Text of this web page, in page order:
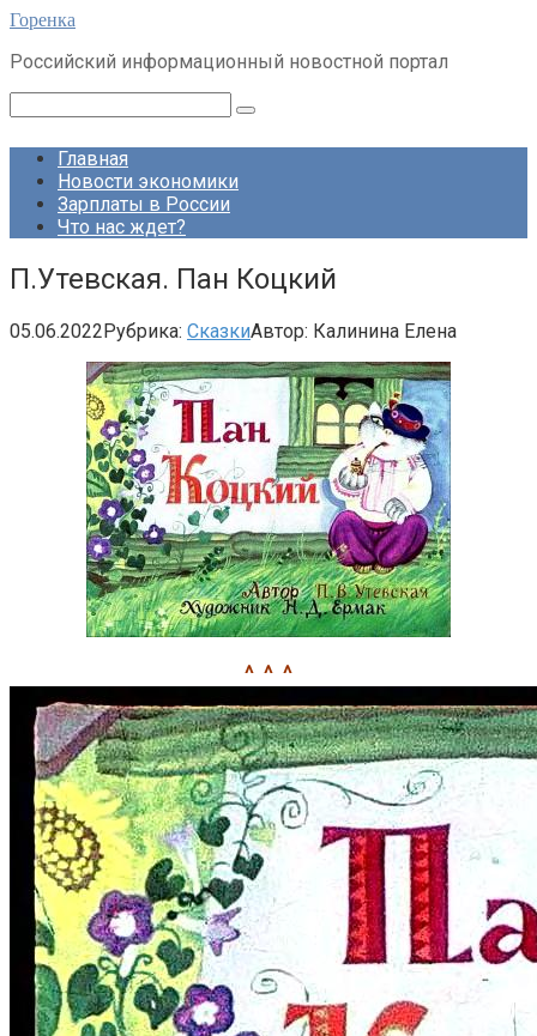
Перейти
контенту
Горенка
Российский информационный новостной портал
Главная
Новости экономики
Зарплаты в России
Что нас ждет?
П.Утевская. Пан Коцкий
05.06.2022Рубрика: СказкиАвтор: Калинина Елена
^ ^ ^